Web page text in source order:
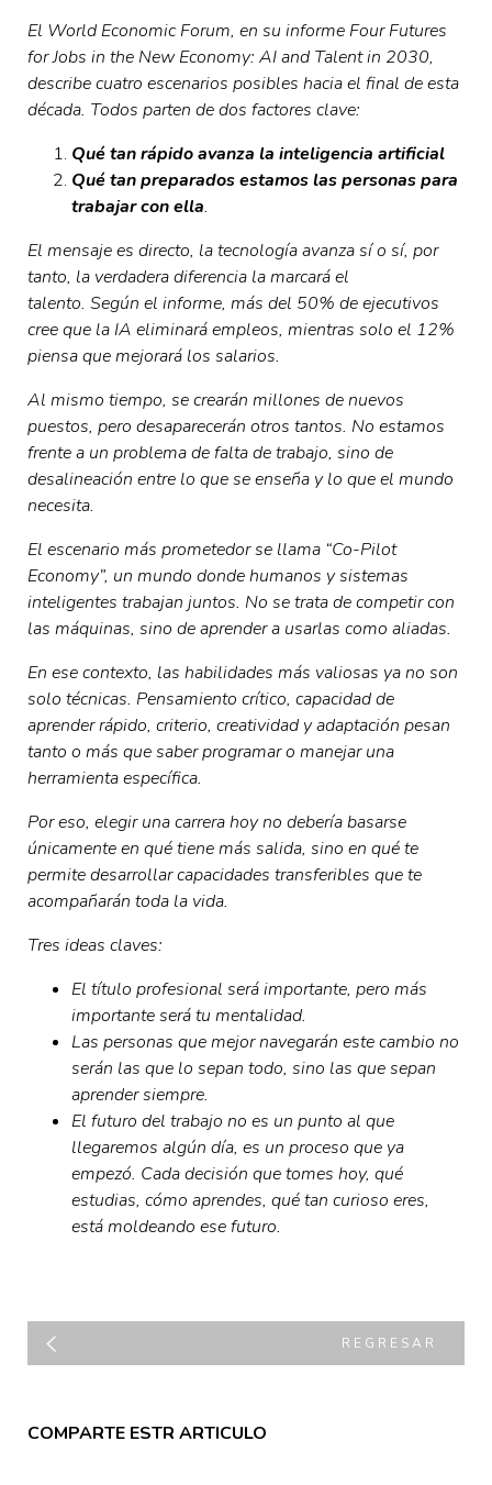
El World Economic Forum, en su informe Four Futures
for Jobs in the New Economy: AI and Talent in 2030,
describe cuatro escenarios posibles hacia el final de esta
década. Todos parten de dos factores clave:
Qué tan rápido avanza la inteligencia artificial
Qué tan preparados estamos las personas para
trabajar con ella.
El mensaje es directo, la tecnología avanza sí o sí, por
tanto, la verdadera diferencia la marcará el
talento. Según el informe, más del 50% de ejecutivos
cree que la IA eliminará empleos, mientras solo el 12%
piensa que mejorará los salarios.
Al mismo tiempo, se crearán millones de nuevos
puestos, pero desaparecerán otros tantos. No estamos
frente a un problema de falta de trabajo, sino de
desalineación entre lo que se enseña y lo que el mundo
necesita.
El escenario más prometedor se llama “Co-Pilot
Economy”, un mundo donde humanos y sistemas
inteligentes trabajan juntos. No se trata de competir con
las máquinas, sino de aprender a usarlas como aliadas.
En ese contexto, las habilidades más valiosas ya no son
solo técnicas. Pensamiento crítico, capacidad de
aprender rápido, criterio, creatividad y adaptación pesan
tanto o más que saber programar o manejar una
herramienta específica.
Por eso, elegir una carrera hoy no debería basarse
únicamente en qué tiene más salida, sino en qué te
permite desarrollar capacidades transferibles que te
acompañarán toda la vida.
Tres ideas claves:
El título profesional será importante, pero más
importante será tu mentalidad.
Las personas que mejor navegarán este cambio no
serán las que lo sepan todo, sino las que sepan
aprender siempre.
El futuro del trabajo no es un punto al que
llegaremos algún día, es un proceso que ya
empezó. Cada decisión que tomes hoy, qué
estudias, cómo aprendes, qué tan curioso eres,
está moldeando ese futuro.
REGRESAR
COMPARTE ESTR ARTICULO